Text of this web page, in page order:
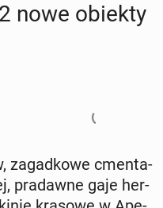
nowe obiekty
za­gad­ko­we cmen­ta­
pra­daw­ne gaje her­